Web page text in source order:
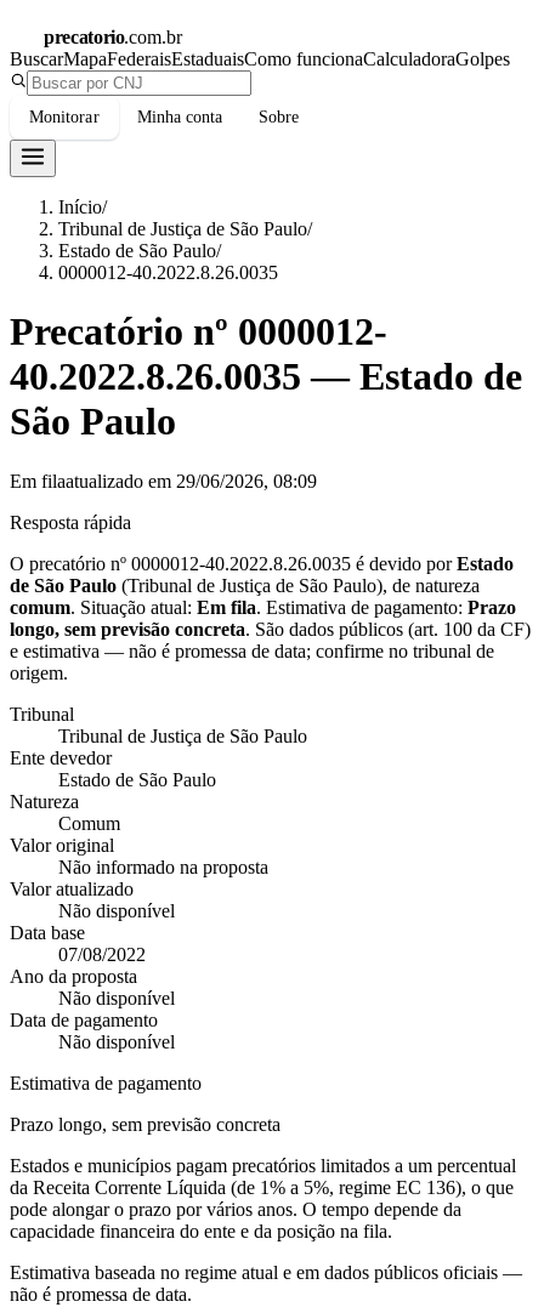
precatorio.com.br
BuscarMapaFederaisEstaduaisComo funcionaCalculadoraGolpes
Monitorar Minha conta Sobre
Início/
Tribunal de Justiça de São Paulo/
Estado de São Paulo/
0000012-40.2022.8.26.0035
Precatório nº 0000012-
40.2022.8.26.0035 —Estado de
São Paulo
Em filaatualizado em 29/06/2026, 08:09
Resposta rápida
O precatório nº 0000012-40.2022.8.26.0035 é devido porEstado
de São Paulo (Tribunal de Justiça de São Paulo), de natureza
comum. Situação atual: Em fila. Estimativa de pagamento: Prazo
longo, sem previsão concreta. São dados públicos (art. 100 da CF)
e estimativa — não é promessa de data; confirme no tribunal de
origem.
Tribunal
Tribunal de Justiça de São Paulo
Ente devedor
Estado de São Paulo
Natureza
Comum
Valor original
Não informado na proposta
Valor atualizado
Não disponível
Data base
07/08/2022
Ano da proposta
Não disponível
Data de pagamento
Não disponível
Estimativa de pagamento
Prazo longo, sem previsão concreta
Estados e municípios pagam precatórios limitados a um percentual
da Receita Corrente Líquida (de 1% a 5%, regime EC 136), o que
pode alongar o prazo por vários anos. O tempo depende da
capacidade financeira do ente e da posição na fila.
Estimativa baseada no regime atual e em dados públicos oficiais —
não é promessa de data.